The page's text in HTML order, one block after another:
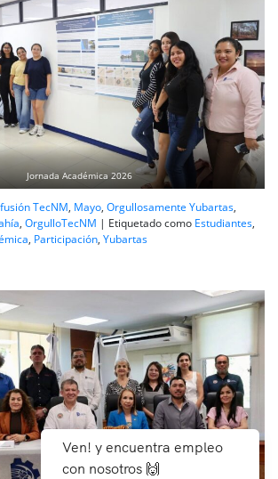
Jornada Académica 2026
TecNM, Mayo, Orgullosamente Yubartas,
, OrgulloTecNM | Etiquetado como Estudiantes,
, Participación, Yubartas
Ven! y encuentra empleo
con nosotros 🙌